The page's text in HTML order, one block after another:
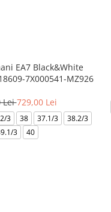
EA7 Black&White
7X000541-MZ926
Lei729,00 Lei
3 38 37.1/3
38.2/3
3
40